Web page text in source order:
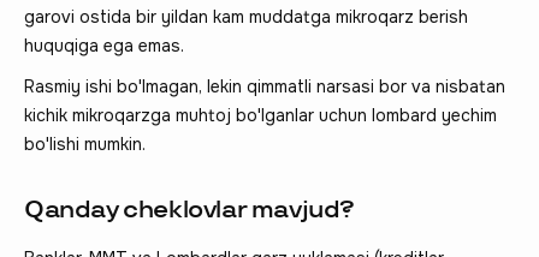
garovi ostida bir yildan kam muddatga mikroqarz berish
huquqiga ega emas.
Rasmiy ishi bo'lmagan, lekin qimmatli narsasi bor va nisbatan
kichik mikroqarzga muhtoj bo'lganlar uchun lombard yechim
bo'lishi mumkin.
Qanday cheklovlar mavjud?